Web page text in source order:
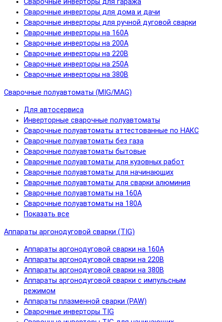
Сварочные инверторы для гаража
Сварочные инверторы для дома и дачи
Сварочные инверторы для ручной дуговой сварки
Сварочные инверторы на 160А
Сварочные инверторы на 200А
Сварочные инверторы на 220В
Сварочные инверторы на 250А
Сварочные инверторы на 380В
Сварочные полуавтоматы (MIG/MAG)
Для автосервиса
Инверторные сварочные полуавтоматы
Сварочные полуавтоматы аттестованные по НАКС
Сварочные полуавтоматы без газа
Сварочные полуавтоматы бытовые
Сварочные полуавтоматы для кузовных работ
Сварочные полуавтоматы для начинающих
Сварочные полуавтоматы для сварки алюминия
Сварочные полуавтоматы на 160А
Сварочные полуавтоматы на 180А
Показать все
Аппараты аргонодуговой сварки (TIG)
Аппараты аргонодуговой сварки на 160А
Аппараты аргонодуговой сварки на 220В
Аппараты аргонодуговой сварки на 380В
Аппараты аргонодуговой сварки с импульсным
режимом
Аппараты плазменной сварки (PAW)
Сварочные инверторы TIG